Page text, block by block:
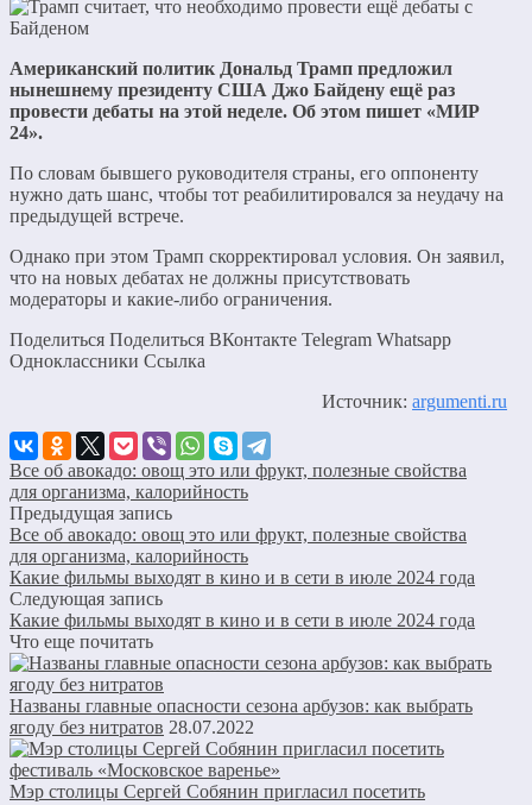
Американский политик Дональд Трамп предложил
нынешнему президенту США Джо Байдену ещё раз
провести дебаты на этой неделе. Об этом пишет «МИР
24».
По словам бывшего руководителя страны, его оппоненту
нужно дать шанс, чтобы тот реабилитировался за неудачу на
предыдущей встрече.
Однако при этом Трамп скорректировал условия. Он заявил,
что на новых дебатах не должны присутствовать
модераторы и какие-либо ограничения.
Поделиться Поделиться ВКонтакте Telegram Whatsapp
Одноклассники Cсылка
Источник:argumenti.ru
Все об авокадо: овощ это или фрукт, полезные свойства
для организма, калорийность
Предыдущая запись
Все об авокадо: овощ это или фрукт, полезные свойства
для организма, калорийность
Какие фильмы выходят в кино и в сети в июле 2024 года
Следующая запись
Какие фильмы выходят в кино и в сети в июле 2024 года
Что еще почитать
Названы главные опасности сезона арбузов: как выбрать
ягоду без нитратов 28.07.2022
Мэр столицы Сергей Собянин пригласил посетить